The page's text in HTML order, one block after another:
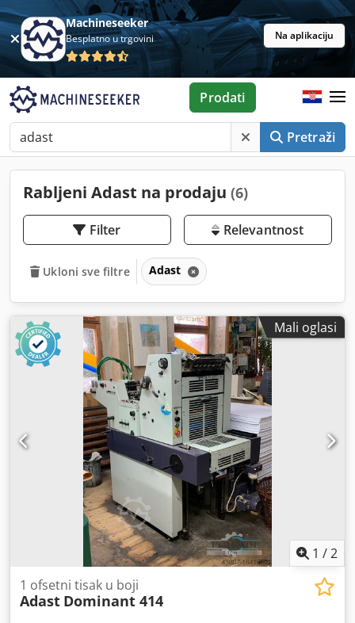
Machineseeker
Besplatno u trgovini Na aplikaciju
Pretraži
Prodati
Rabljeni Adast na prodaju (6)
Filter Relevantnost
Ukloni sve filtre Adast
Mali oglasi
1 /2
1 ofsetni tisak u boji
Adast Dominant 414